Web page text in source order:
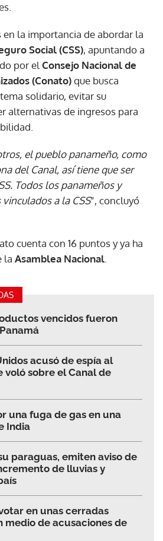
en la importancia de abordar la
Social (CSS), apuntando a
por el Consejo Nacional de
(Conato)que busca
solidario, evitar su
alternativas de ingresos para
el pueblo panameño, como
del Canal, así tiene que ser
Todos los panameños y
a la CSS”, concluyó
cuenta con 16 puntos y ya ha
la Asamblea Nacional
vencidos fueron
acusó de espía al
sobre el Canal de
una fuga de gas en una
India
paraguas, emiten aviso de
de lluvias y
en unas cerradas
medio de acusaciones de